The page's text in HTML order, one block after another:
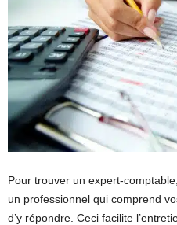
Pour trouver un expert-
un professionnel qui comprend
d’y répondre. Ceci facilite